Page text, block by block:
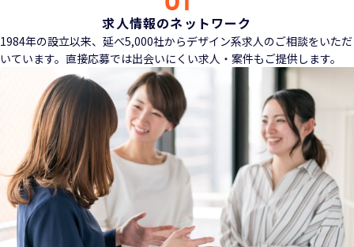
求人情報のネットワーク
1984年の設立以来、延べ5,000社からデザイン系求人のご相談をいただ
いています。直接応募では出会いにくい求人・案件もご提供します。